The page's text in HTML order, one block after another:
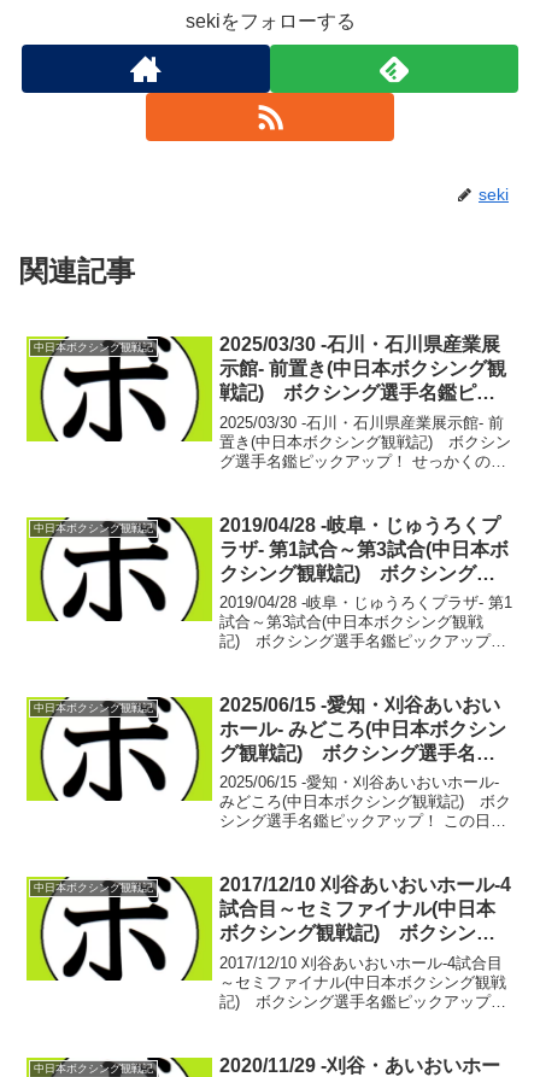
sekiをフォローする
seki
関連記事
中日本ボクシング観戦記
2025/03/30 -石川・石川県産業展
示館- 前置き(中日本ボクシング観
戦記) ボクシング選手名鑑ピッ
クアップ！
2025/03/30 -石川・石川県産業展示館- 前
置き(中日本ボクシング観戦記) ボクシン
グ選手名鑑ピックアップ！ せっかくの日
が強そう。夏ならなんとかなりそうな風
だ...
中日本ボクシング観戦記
2019/04/28 -岐阜・じゅうろくプ
ラザ- 第1試合～第3試合(中日本ボ
クシング観戦記) ボクシング選
手名鑑ピックアップ！
2019/04/28 -岐阜・じゅうろくプラザ- 第1
試合～第3試合(中日本ボクシング観戦
記) ボクシング選手名鑑ピックアップ！
ビュー戦 サウスポー栗原 ...
中日本ボクシング観戦記
2025/06/15 -愛知・刈谷あいおい
ホール- みどころ(中日本ボクシン
グ観戦記) ボクシング選手名鑑
ピックアップ！
2025/06/15 -愛知・刈谷あいおいホール-
みどころ(中日本ボクシング観戦記) ボク
シング選手名鑑ピックアップ！ この日の
ういう興行なんです。駆け出し選手の...
中日本ボクシング観戦記
2017/12/10 刈谷あいおいホール-4
試合目～セミファイナル(中日本
ボクシング観戦記) ボクシング
選手名鑑ピックアップ！
2017/12/10 刈谷あいおいホール-4試合目
～セミファイナル(中日本ボクシング観戦
記) ボクシング選手名鑑ピックアップ！
勝(2KO)3敗・中野 ウル...
中日本ボクシング観戦記
2020/11/29 -刈谷・あいおいホー